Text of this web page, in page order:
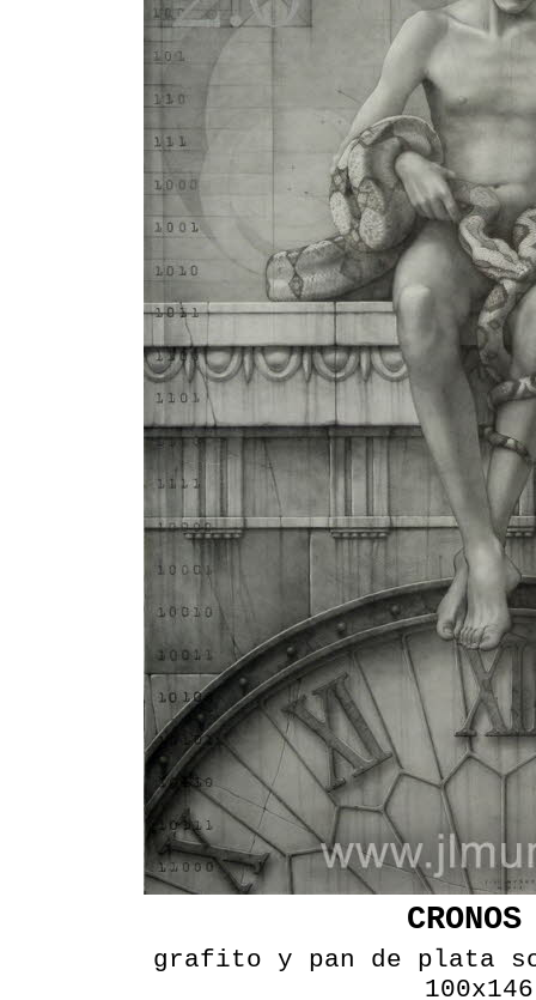
grafito y pan de plata